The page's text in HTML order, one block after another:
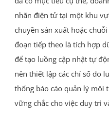
nhãn điện tử tại một khu
chuyền sản xuất hoặc
đoạn tiếp theo là tích hợp
để tạo luồng cập nhật tự
nên thiết lập các chỉ số đo
thống báo cáo quản lý môi
vững chắc cho việc duy trì